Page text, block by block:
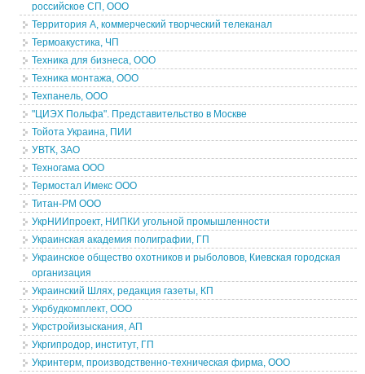
российское СП, ООО
Территория А, коммерческий творческий телеканал
Термоакустика, ЧП
Техника для бизнеса, ООО
Техника монтажа, ООО
Техпанель, ООО
"ЦИЭХ Польфа". Представительство в Москве
Тойота Украина, ПИИ
УВТК, ЗАО
Техногама ООО
Термостал Имекс ООО
Титан-РМ ООО
УкрНИИпроект, НИПКИ угольной промышленности
Украинская академия полиграфии, ГП
Украинское общество охотников и рыболовов, Киевская городская
организация
Украинский Шлях, редакция газеты, КП
Укрбудкомплект, ООО
Укрстройизыскания, АП
Укргипродор, институт, ГП
Укринтерм, производственно-техническая фирма, ООО